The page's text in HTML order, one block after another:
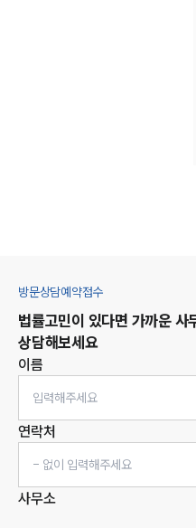
방문상담예약접수
법률고민이 있다면 가까운 사
상담해보세요
이름
연락처
사무소